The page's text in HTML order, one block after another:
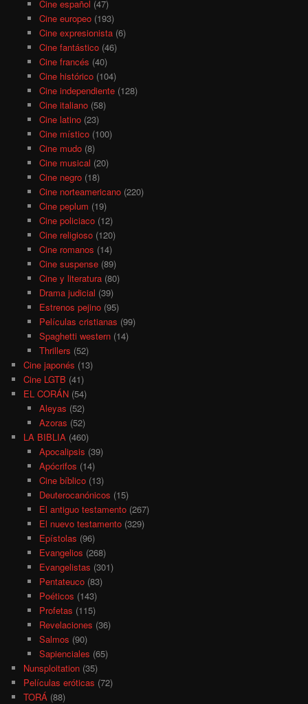
Cine español (47)
Cine europeo(193)
Cine expresionista(6)
Cine fantástico(46)
Cine francés (40)
Cine histórico(104)
Cine independiente(128)
Cine italiano(58)
Cine latino(23)
Cine místico(100)
Cine mudo(8)
Cine musical (20)
Cine negro(18)
Cine norteamericano(220)
Cine peplum (19)
Cine policiaco(12)
Cine religioso(120)
Cine romanos (14)
Cine suspense(89)
Cine y literatura(80)
Drama judicial (39)
Estrenos pejino(95)
Películas cristianas (99)
Spaghetti western(14)
Thrillers (52)
Cine japonés (13)
Cine LGTB (41)
EL CORÁN (54)
Aleyas (52)
Azoras (52)
LA BIBLIA (460)
Apocalipsis (39)
Apócrifos (14)
Cine bíblico(13)
Deuterocanónicos (15)
El antiguo testamento(267)
El nuevo testamento(329)
Epístolas (96)
Evangelios (268)
Evangelistas (301)
Pentateuco(83)
Poéticos (143)
Profetas (115)
Revelaciones (36)
Salmos (90)
Sapienciales (65)
Nunsploitation (35)
Películas eróticas (72)
TORÁ (88)